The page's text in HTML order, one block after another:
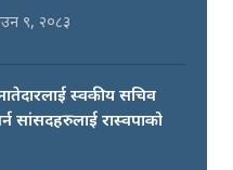
९, २०८३
स्वकीय सचिव
सांसदहरुलाई रास्वपाको